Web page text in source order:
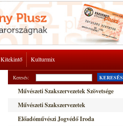
Kitekintő Kulturmix
Keresés: KERESÉS
Művészeti Szakszervezetek Szövetsége
Művészeti Szakszervezetek
Előadóművészi Jogvédő Iroda